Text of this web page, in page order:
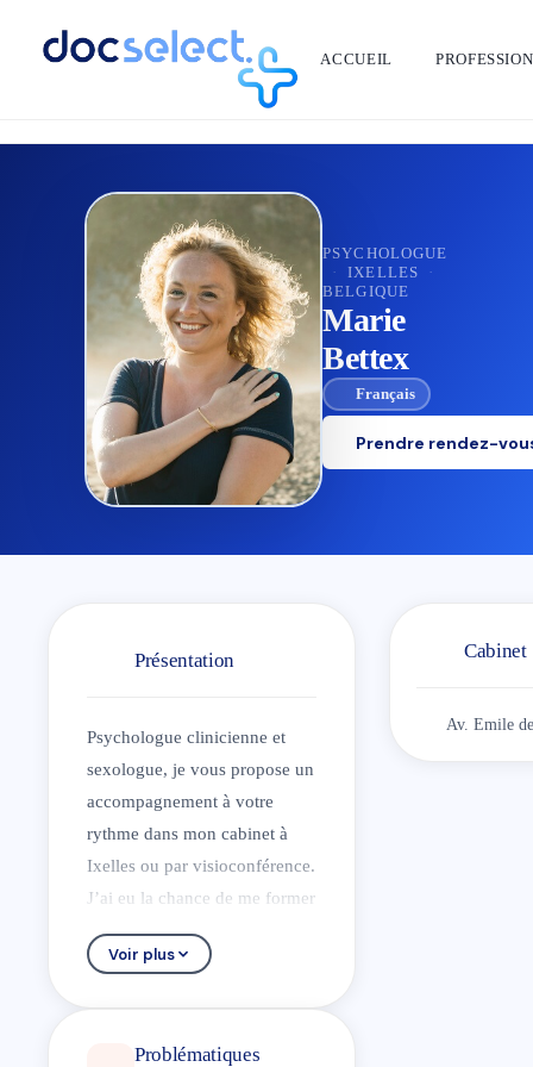
ACCUEIL
RETOUR À L'ANNUAIRE
PSYCHOLOGUE
·
IXELLES
·
BELGIQUE
Marie
Bettex
Français
Prendre rendez-
Présentation
Psychologue clinicienne et
sexologue, je vous propose un
accompagnement à votre
rythme dans mon cabinet à
Ixelles ou par visioconférence.
J’ai eu la chance de me former
à l’UCL et l’ULB, ce qui me
donne une vision globale,
complémentaires.
Voir plus
Problématiques
Cabinet
Av. Emile